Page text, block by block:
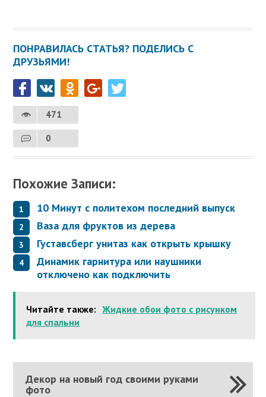
ПОНРАВИЛАСЬ СТАТЬЯ? ПОДЕЛИСЬ С
ДРУЗЬЯМИ!
471
0
Похожие Записи:
10 Минут с политехом последний выпуск
Ваза для фруктов из дерева
Густавсберг унитаз как открыть крышку
Динамик гарнитура или наушники
отключено как подключить
Читайте также: Жидкие обои фото с рисунком
для спальни
Декор на новый год своими руками
фото